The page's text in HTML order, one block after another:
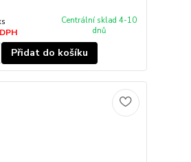
Centrální sklad 4-10
dnů
Přidat do košíku